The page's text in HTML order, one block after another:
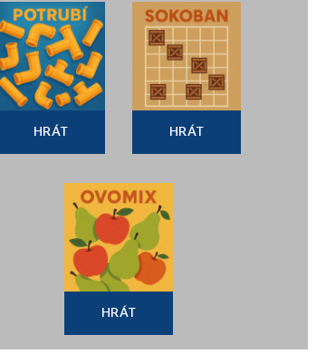
HRÁT HRÁT
HRÁT